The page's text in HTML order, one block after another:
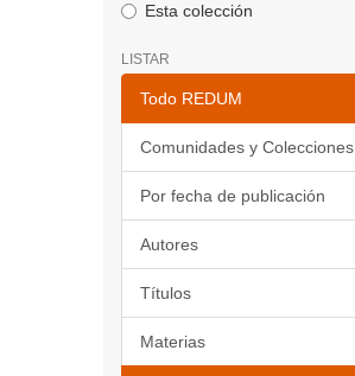
Esta colección
LISTAR
Todo REDUM
Comunidades y Colecciones
Por fecha de publicación
Autores
Títulos
Materias